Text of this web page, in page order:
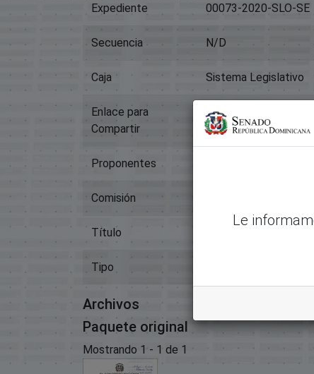
Expediente 00073-2020-SLO-SE
Secuencia N/D
Caja Sistema Legislativo
Enlace para
Compartir
https://
Proponentes
Comisión
Título 00073-2020-
Tipo
Archivos
Paquete original
Mostrando 1 - 1 de 1
Le